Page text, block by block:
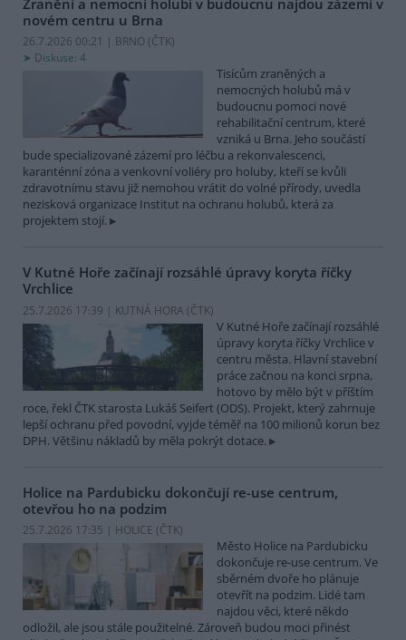
novém centru u Brna
26.7.2026 00:21 | BRNO (ČTK)
Diskuse: 4
Tisícům zraněných a
nemocných holubů má v
budoucnu pomoci nové
rehabilitační centrum, které
vzniká u Brna. Jeho součástí
bude specializované zázemí pro léčbu a rekonvalescenci,
karanténní zóna a venkovní voliéry pro holuby, kteří se kvůli
zdravotnímu stavu již nemohou vrátit do volné přírody, uvedla
nezisková organizace Institut na ochranu holubů, která za
projektem stojí.
V Kutné Hoře začínají rozsáhlé úpravy koryta říčky
Vrchlice
25.7.2026 17:39 | KUTNÁ HORA (ČTK)
V Kutné Hoře začínají rozsáhlé
úpravy koryta říčky Vrchlice v
centru města. Hlavní stavební
práce začnou na konci srpna,
hotovo by mělo být v příštím
roce, řekl ČTK starosta Lukáš Seifert (ODS). Projekt, který zahrnuje
lepší ochranu před povodní, vyjde téměř na 100 milionů korun bez
DPH. Většinu nákladů by měla pokrýt dotace.
Holice na Pardubicku dokončují re-use centrum,
otevřou ho na podzim
25.7.2026 17:35 | HOLICE (ČTK)
Město Holice na Pardubicku
dokončuje re-use centrum. Ve
sběrném dvoře ho plánuje
otevřít na podzim. Lidé tam
najdou věci, které někdo
odložil, ale jsou stále použitelné. Zároveň budou moci přinést